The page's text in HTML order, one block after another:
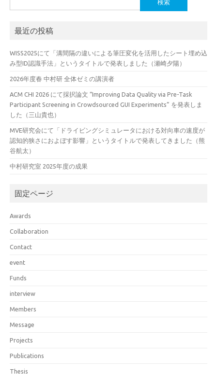
索:
最近の投稿
WISS2025にて「溝間隔の違いによる筆圧変化を活用したシート埋め込
み型ID認識手法」というタイトルで発表しました（瀬崎夕陽）
2026年度春 中村研 全体ゼミの講演者
ACM CHI 2026 にて採択論文 “Improving Data Quality via Pre-Task
Participant Screening in Crowdsourced GUI Experiments” を発表しま
した（三山貴也）
MVE研究会にて「ドライビングシミュレータにおける対向車の速度が
認知的狭さにおよぼす影響」というタイトルで発表してきました（熊
谷航太）
中村研究室 2025年度の成果
固定ページ
Awards
Collaboration
Contact
event
Funds
interview
Members
Message
Projects
Publications
Thesis